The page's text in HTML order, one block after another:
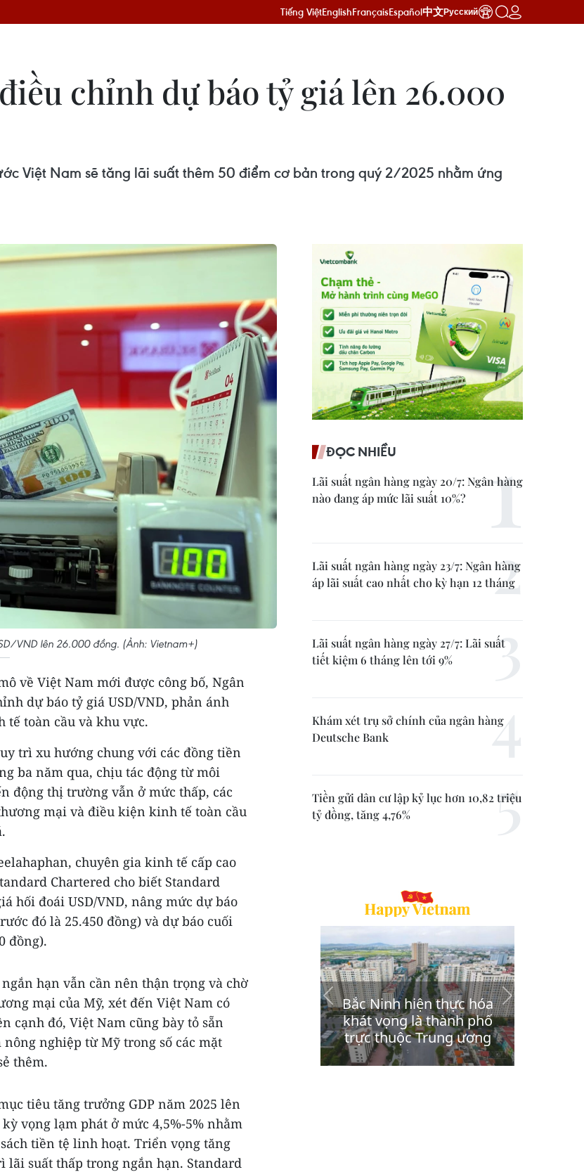
Tiếng ViệtEnglishFrançaisEspañol中文Русский
chỉnh dự báo tỷ giá lên 26.000
Việt Nam sẽ tăng lãi suất thêm 50 điểm cơ bản trong quý 2/2025 nhằm ứng
VND lên 26.000 đồng. (Ảnh: Vietnam+)
về Việt Nam mới được công bố, Ngân
dự báo tỷ giá USD/VND, phản ánh
toàn cầu và khu vực.
trì xu hướng chung với các đồng tiền
ba năm qua, chịu tác động từ môi
động thị trường vẫn ở mức thấp, các
mại và điều kiện kinh tế toàn cầu
chuyên gia kinh tế cấp cao
Chartered cho biết Standard
hối đoái USD/VND, nâng mức dự báo
đó là 25.450 đồng) và dự báo cuối
đồng).
hạn vẫn cần nên thận trọng và chờ
mại của Mỹ, xét đến Việt Nam có
cạnh đó, Việt Nam cũng bày tỏ sẵn
nghiệp từ Mỹ trong số các mặt
thêm.
tiêu tăng trưởng GDP năm 2025 lên
vọng lạm phát ở mức 4,5%-5% nhằm
tiền tệ linh hoạt. Triển vọng tăng
suất thấp trong ngắn hạn. Standard
ĐỌC NHIỀU
Lãi suất ngân hàng ngày 20/7: Ngân hàng
nào đang áp mức lãi suất 10%?
Lãi suất ngân hàng ngày 23/7: Ngân hàng
áp lãi suất cao nhất cho kỳ hạn 12 tháng
Lãi suất ngân hàng ngày 27/7: Lãi suất
tiết kiệm 6 tháng lên tới 9%
Khám xét trụ sở chính của ngân hàng
Deutsche Bank
Tiền gửi dân cư lập kỷ lục hơn 10,82 triệu
tỷ đồng, tăng 4,76%